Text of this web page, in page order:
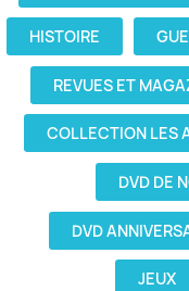
HISTOIRE
REVUES ET
COLLECTION LES
DVD DE
DVD
JEUX